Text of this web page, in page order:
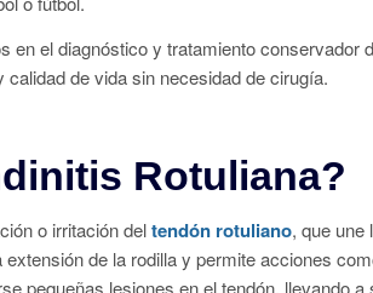
en el diagnóstico y tratamiento conservador
de vida sin necesidad de cirugía.
Rotuliana?
o irritación deltendón rotuliano, que une
de la rodilla y permite acciones
pequeñas lesiones en el tendón, llevando